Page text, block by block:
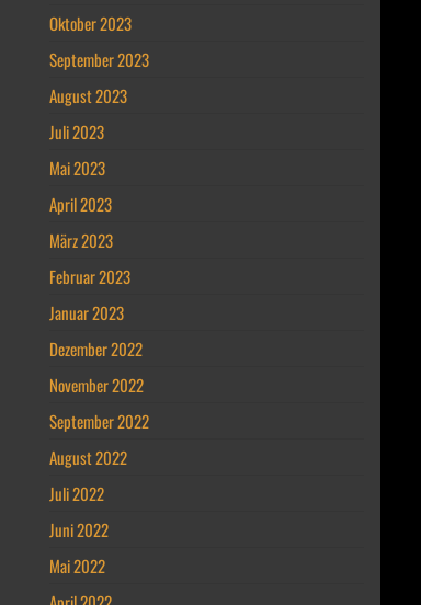
Oktober 2023
September 2023
August 2023
Juli 2023
Mai 2023
April 2023
März 2023
Februar 2023
Januar 2023
Dezember 2022
November 2022
September 2022
August 2022
Juli 2022
Juni 2022
Mai 2022